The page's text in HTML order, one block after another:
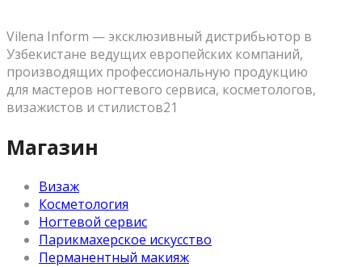
Vilena Inform — эксклюзивный дистрибьютор в
Узбекистане ведущих европейских компаний,
производящих профессиональную продукцию
для мастеров ногтевого сервиса, косметологов,
визажистов и стилистов21
Магазин
Визаж
Косметология
Ногтевой сервис
Парикмахерское искусство
Перманентный макияж